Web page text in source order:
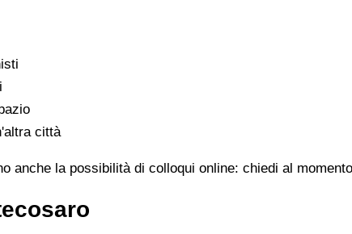
città
la possibilità di colloqui online: chiedi al